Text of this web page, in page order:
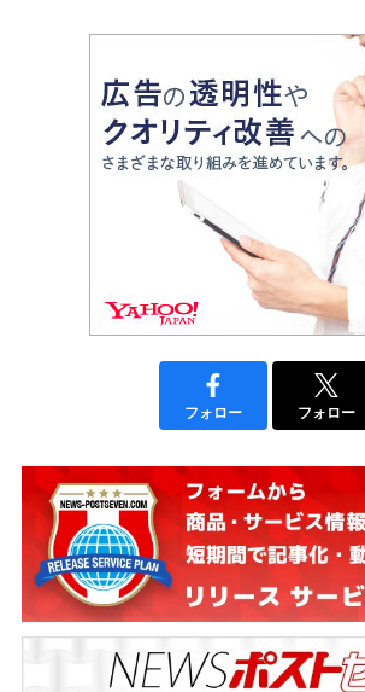
フォロー フォロー